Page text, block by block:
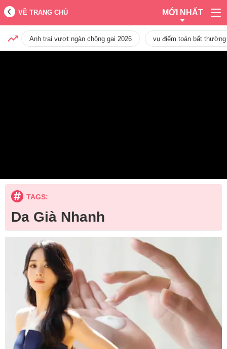
VỀ TRANG CHỦ MỚI NHẤT
Anh trai vượt ngàn chông gai 2026 vụ điểm toán bất
TAGS:
Da Già Nhanh